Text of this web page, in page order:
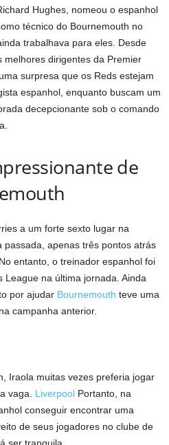
Hughes, nomeou o espanhol
técnico do Bournemouth no
trabalhava para eles. Desde
dirigentes da Premier
surpresa que os Reds estejam
espanhol, enquanto buscam um
decepcionante sob o comando
de
a um forte sexto lugar na
passada, apenas três pontos atrás
entanto, o treinador espanhol foi
League na última jornada. Ainda
por ajudar Bournemouth teve uma
campanha anterior.
Iraola muitas vezes preferia jogar
vaga. Liverpool Portanto, na
conseguir encontrar uma
de seus jogadores no clube de